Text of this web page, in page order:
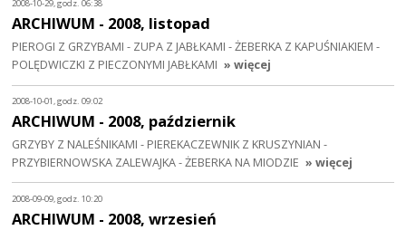
2008-10-29, godz. 06:38
ARCHIWUM - 2008, listopad
PIEROGI Z GRZYBAMI - ZUPA Z JABŁKAMI - ŻEBERKA Z KAPUŚNIAKIEM -
POLĘDWICZKI Z PIECZONYMI JABŁKAMI » więcej
2008-10-01, godz. 09:02
ARCHIWUM - 2008, październik
GRZYBY Z NALEŚNIKAMI - PIEREKACZEWNIK Z KRUSZYNIAN -
PRZYBIERNOWSKA ZALEWAJKA - ŻEBERKA NA MIODZIE » więcej
2008-09-09, godz. 10:20
ARCHIWUM - 2008, wrzesień